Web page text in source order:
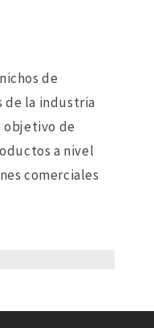
de
de la industria
objetivo de
a nivel
comerciales